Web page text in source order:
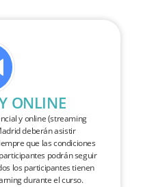
ONLINE
y online (streaming
deberán asistir
que las condiciones
podrán seguir
los participantes tienen
durante el curso.